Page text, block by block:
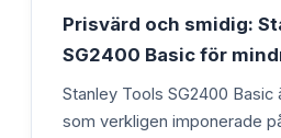
Prisvärd och smidig:
SG2400 Basic för
Stanley Tools SG2400
som verkligen imponerade